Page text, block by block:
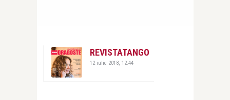
REVISTATANGO
12 iulie 2018, 12:44